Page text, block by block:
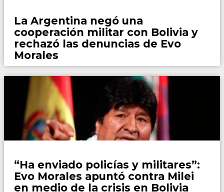
La Argentina negó una
cooperación militar con Bolivia y
rechazó las denuncias de Evo
Morales
“Ha enviado policías y militares”:
Evo Morales apuntó contra Milei
en medio de la crisis en Bolivia